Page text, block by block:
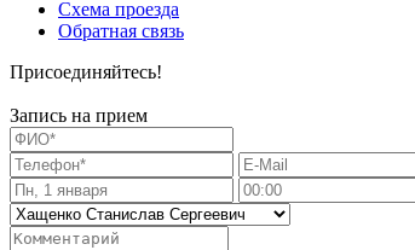
Схема проезда
Обратная связь
Присоединяйтесь!
Запись на прием